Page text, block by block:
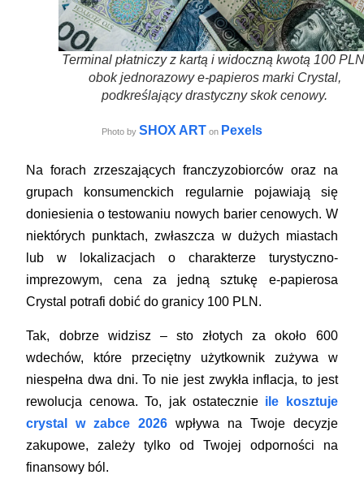
Terminal płatniczy z kartą i widoczną kwotą 100
obok jednorazowy e-papieros marki Crystal,
podkreślający drastyczny skok cenowy.
Photo by SHOX ART on Pexels
Na forach zrzeszających franczyzobiorców oraz na
grupach konsumenckich regularnie pojawiają się
doniesienia o testowaniu nowych barier cenowych. W
niektórych punktach, zwłaszcza w dużych miastach
lub w lokalizacjach o charakterze turystyczno-
imprezowym, cena za jedną sztukę e-papierosa
Crystal potrafi dobić do granicy 100 PLN.
Tak, dobrze widzisz – sto złotych za około 600
wdechów, które przeciętny użytkownik zużywa w
niespełna dwa dni. To nie jest zwykła inflacja, to jest
rewolucja cenowa. To, jak ostatecznie ile kosztuje
crystal w zabce 2026 wpływa na Twoje decyzje
zakupowe, zależy tylko od Twojej odporności na
finansowy ból.